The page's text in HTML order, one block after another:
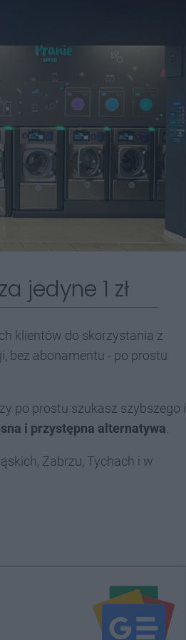
jedyne 1 zł
klientów do skorzystania z
bez abonamentu - po prostu
po prostu szukasz szybszego i
i przystępna alternatywa
Zabrzu, Tychach i w